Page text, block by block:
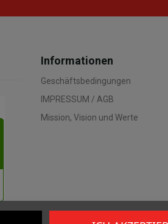
Informationen
Geschäftsbedingungen
IMPRESSUM / AGB
Mission, Vision und Werte